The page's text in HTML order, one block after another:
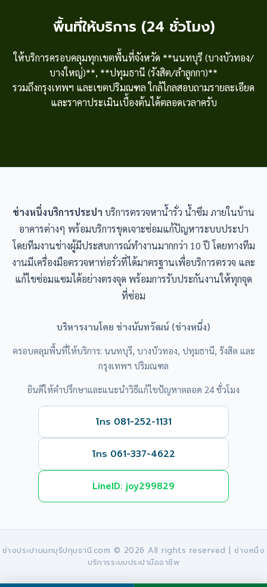
พื้นที่ให้บริการ (24 ชั่วโมง)
ให้บริการครอบคลุมทุกเขตพื้นที่จังหวัด **นนทบุรี (บางบัวทอง/
บางใหญ่)**, **ปทุมธานี (รังสิต/ลำลูกกา)**
รวมถึงกรุงเทพฯ และเขตปริมณฑล ใกล้ไกลสอบถามรายละเอียด
และราคาประเมินเบื้องต้นได้ตลอดเวลาครับ
ช่างหนึ่งบริการประปา บริการตรวจหาน้ำรั่ว น้ำซึม ภายในบ้าน
อาคารต่างๆ พร้อมบริการขุดเจาะซ่อมแก้ปัญหาระบบประปา
โดยทีมงานช่างผู้มีประสบการณ์ทำงานมากกว่า 10 ปี โดยทางทีม
งานมีเครื่องมือตรวจหาท่อรั่วที่ได้มาตรฐานเพื่อบริการตรวจ และ
แก้ไขซ่อมแซมได้อย่างตรงจุด พร้อมการรับประกันงานให้ทุกจุด
ที่ซ่อม
บริหารงานโดย ช่างนันทวัฒน์ (ช่างหนึ่ง)
ครอบคลุมพื้นที่ให้บริการ: นนทบุรี, บางบัวทอง, ปทุมธานี, รังสิต และ
กรุงเทพฯ ปริมณฑล
ยินดีให้คำปรึกษาและแนะนำวิธีแก้ไขปัญหาตลอด 24 ชั่วโมง
โทร 081-252-1131
โทร 061-337-4622
LineID: joy299829
ช่างประปานนทบุรีปทุมธานี.com © 2026 All rights reserved | ช่างหนึ่ง
บริการระบบประปามืออาชีพ